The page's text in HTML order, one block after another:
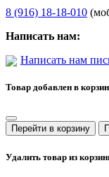
8 (916) 18-18-010
Написать нам:
Написать нам
Товар добавлен в
Перейти в корзину
Удалить товар из